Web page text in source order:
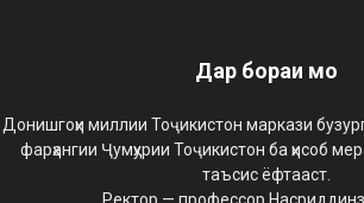
Дар бораи мо
Донишгоҳи миллии Тоҷикистон маркази
фарҳангии Ҷумҳурии Тоҷикистон ба ҳисоб
таъсис ёфтааст.